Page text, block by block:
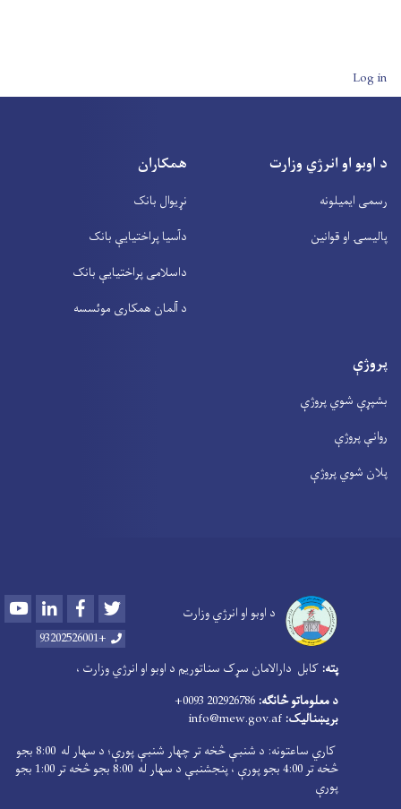
User account menu
Log in
د اوبو او انرژي وزارت
رسمی ایمیلونه
پالیسۍ او قوانین
همکاران
نړیوال بانک
دآسیا پراختیايې بانک
داسلامی پراختیايې بانک
د آلمان همکاری موئسسه
پروژې
بشپړې شوي پروژې
روانې پروژې
پلان شوي پروژې
د اوبو او انرژي وزارت YoutubeLinkedInFacebook
+93202526001
پته: کابل دارالامان سړک سناتوریم د اوبو او انرژي وزارت ،
د معلوماتو څانګه: 202926786 0093+
بریښنالیک: info@mew.gov.af
کاري ساعتونه: د شنبې څخه تر چهار شنبې پورې؛ د سهار له 8:00 بجو
څخه تر 4:00 بجو پورې ، پنجشنبې د سهار له 8:00 بجو څخه تر 1:00 بجو
پورې